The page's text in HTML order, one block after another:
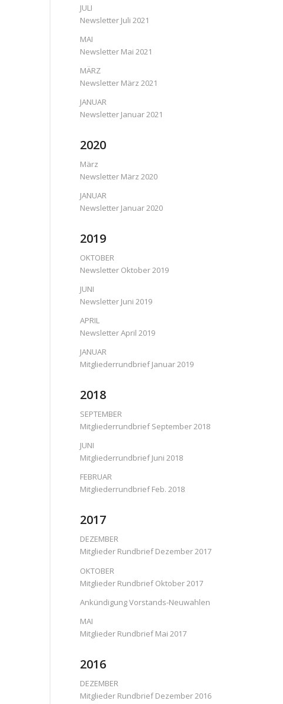
JULI
Newsletter Juli 2021
MAI
Newsletter Mai 2021
MÄRZ
Newsletter März 2021
JANUAR
Newsletter Januar 2021
2020
März
Newsletter März 2020
JANUAR
Newsletter Januar 2020
2019
OKTOBER
Newsletter Oktober 2019
JUNI
Newsletter Juni 2019
APRIL
Newsletter April 2019
JANUAR
Mitgliederrundbrief Januar 2019
2018
SEPTEMBER
Mitgliederrundbrief September 2018
JUNI
Mitgliederrundbrief Juni 2018
FEBRUAR
Mitgliederrundbrief Feb. 2018
2017
DEZEMBER
Mitglieder Rundbrief Dezember 2017
OKTOBER
Mitglieder Rundbrief Oktober 2017
Ankündigung Vorstands-Neuwahlen
MAI
Mitglieder Rundbrief Mai 2017
2016
DEZEMBER
Mitglieder Rundbrief Dezember 2016